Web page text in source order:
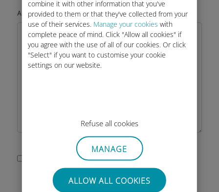
combine it with other information that you've
provided to them or that they've collected from your
use of their services. Manage your cookies with
complete peace of mind. Click "Allow all cookies" if
you agree with the use of all of our cookies. Or click
"Select" if you want to customise your cookie
settings on our website.
Refuse all cookies
MANAGE
ALLOW ALL COOKIES
A sua mensagem
Aceito a política de privacidade do